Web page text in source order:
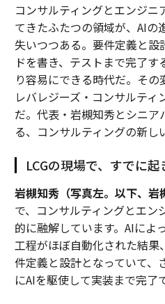
コンサルティングとエンジ
てきたふたつの領域が、AIの
失いつつある。要件定義と設
ドを書き、テストまで完了
り容易にできる時代だ。その
レバレジーズ・コンサルティ
だ。代表・岩槻知秀とシニ
る、コンサルティングの新し
LCGの現場で、すでに
岩槻知秀（写真左。以下、岩
で、コンサルティングとエン
的に融解しています。AIによ
工程がほぼ自動化された結
件定義と設計となっていて、
にAIを駆使して実装まで完了